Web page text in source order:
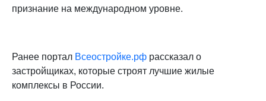
признание на международном уровне​.
Ранее портал Всеостройке.рф рассказал о
застройщиках, которые строят лучшие жилые
комплексы в России.